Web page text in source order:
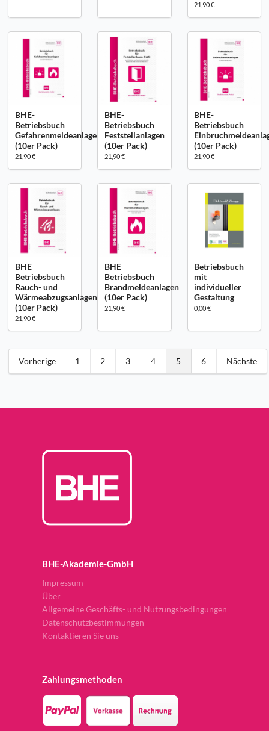
21,90 €
BHE-
Betriebsbuch
Gefahrenmeldeanlagen
(10er Pack)
21,90 €
BHE-
Betriebsbuch
Feststellanlagen
(10er Pack)
21,90 €
BHE-
Betriebsbuch
(10er Pack)
21,90 €
BHE
Betriebsbuch
Rauch- und
Wärmeabzugsanlagen
(10er Pack)
21,90 €
BHE
Betriebsbuch
Brandmeldeanlagen
(10er Pack)
21,90 €
Betriebsbuch
mit
individueller
Gestaltung
0,00 €
Vorherige 1 2 3 4 5 6 Nächste
BHE-Akademie-GmbH
Impressum
Über
Allgemeine Geschäfts- und Nutzungsbedingungen
Datenschutzbestimmungen
Kontaktieren Sie uns
Zahlungsmethoden